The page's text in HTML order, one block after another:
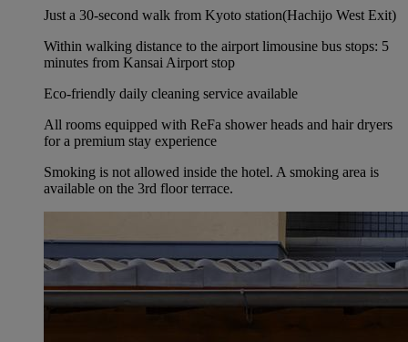
Just a 30-second walk from Kyoto station(Hachijo West Exit)
Within walking distance to the airport limousine bus stops: 5
minutes from Kansai Airport stop
Eco-friendly daily cleaning service available
All rooms equipped with ReFa shower heads and hair dryers
for a premium stay experience
Smoking is not allowed inside the hotel. A smoking area is
available on the 3rd floor terrace.